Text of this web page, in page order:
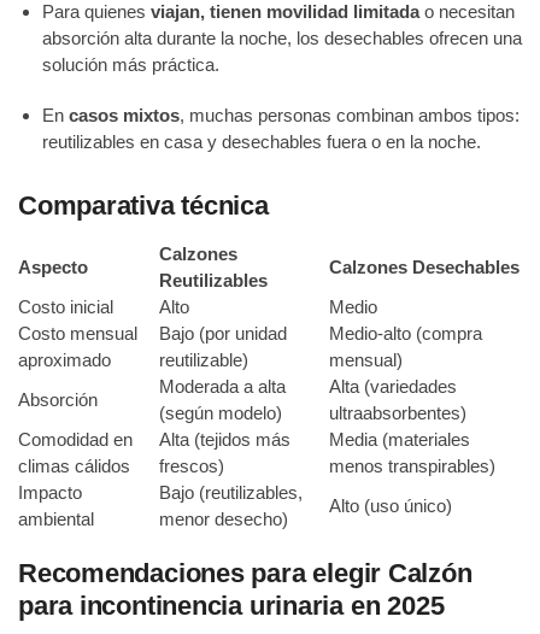
Para quienes viajan, tienen movilidad limitadao necesitan
absorción alta durante la noche, los desechables ofrecen una
solución más práctica.
En casos mixtos, muchas personas combinan ambos tipos:
reutilizables en casa y desechables fuera o en la noche.
Comparativa técnica
Aspecto
Calzones
Reutilizables
Calzones Desechables
Costo inicial
Alto
Medio
Costo mensual
aproximado
Bajo (por unidad
reutilizable)
Medio-alto (compra
mensual)
Absorción
Moderada a alta
(según modelo)
Alta (variedades
ultraabsorbentes)
Comodidad en
climas cálidos
Alta (tejidos más
frescos)
Media (materiales
menos transpirables)
Impacto
ambiental
Bajo (reutilizables,
menor desecho)
Alto (uso único)
Recomendaciones para elegir Calzón
para incontinencia urinaria en 2025